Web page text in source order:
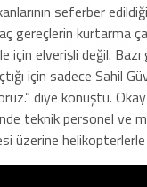
seferber
gereçlerin kurtarma
için elverişli değil.
için sadece Sahil
diye konuştu. Okay
teknik personel ve
üzerine